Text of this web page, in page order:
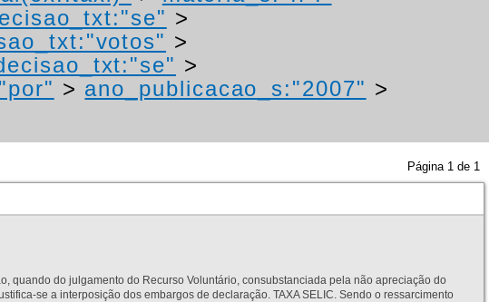
>
>
>
> ano_publicacao_s:"2007" >
Página 1 de 1
quando do julgamento do Recurso Voluntário, consubstanciada pela não apreciação do
se a interposição dos embargos de declaração. TAXA SELIC. Sendo o ressarcimento